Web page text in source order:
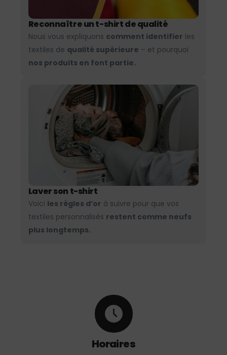
Reconnaître un t-shirt de qualité
Nous vous expliquons comment identifier les
textiles de qualité supérieure – et pourquoi
nos produits en font partie.
Laver son t-shirt
Voici les règles d’or à suivre pour que vos
textiles personnalisés restent comme neufs
plus longtemps.
Horaires